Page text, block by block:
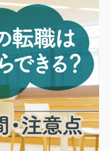
歓迎！古紙原料